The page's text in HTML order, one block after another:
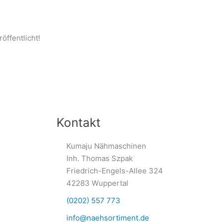
Kontakt
Kumaju Nähmaschinen
Inh. Thomas Szpak
Friedrich-Engels-Allee 324
42283 Wuppertal
(0202) 557 773
info@naehsortiment.de